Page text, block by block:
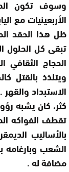
وسوف تكون
الأربعينيات مع
ظل هذا الحقد
تبقى كل الحلول
الحجاج
ويتلذذ بالقتل
الاستبداد
كثر، كان يشبه
تقطف الفواكه
بالأساليب
الشعب وبارغامه
مضافة له.